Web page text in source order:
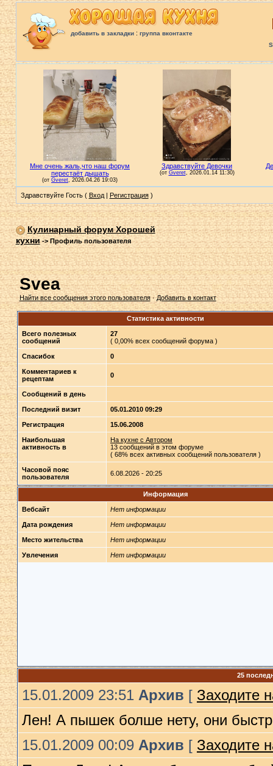
добавить в закладки: группа вконтакте
Здравствуйте Гость ( Вход| Регистрация)
Кулинарный форум Хорошей
кухни->Профиль пользователя
Svea
Найти все сообщения этого пользователя·Добавить в контакт
Статистика активности
Всего полезных
сообщений
27
( 0,00% всех сообщений форума )
Спасибок 0
Комментариев к
рецептам
0
Сообщений в день
Последний визит 05.01.2010 09:29
Регистрация 15.06.2008
Наибольшая
активность в
На кухне с Автором
13 сообщений в этом форуме
( 68% всех активных сообщений пользователя )
Часовой пояс
пользователя
6.08.2026 - 20:25
Информация
Вебсайт Нет информации
Дата рождения Нет информации
Место жительства Нет информации
Увлечения Нет информации
25
15.01.2009 23:51 Архив [ Заходите
Лен! А пышек болше нету, они
15.01.2009 00:09 Архив [ Заходите